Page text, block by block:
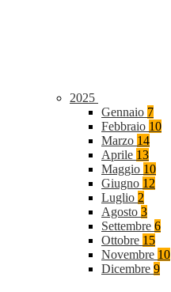
2025
Gennaio 7
Febbraio 10
Marzo 14
Aprile 13
Maggio 10
Giugno 12
Luglio 2
Agosto 3
Settembre 6
Ottobre 15
Novembre 10
Dicembre 9